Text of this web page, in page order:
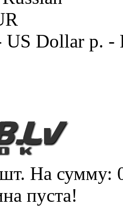
US Dollar р. -
На сумму:
пуста!